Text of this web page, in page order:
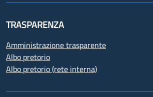
TRASPARENZA
Amministrazione trasparente
Albo pretorio
Albo pretorio (rete interna)